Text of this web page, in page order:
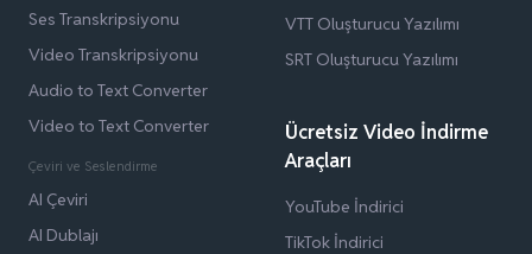
Ses Transkripsiyonu
Video Transkripsiyonu
Audio to Text Converter
Video to Text Converter
Çeviri ve Seslendirme
AI Çeviri
AI Dublajı
VTT Oluşturucu Yazılımı
SRT Oluşturucu Yazılımı
Ücretsiz Video İndirme
Araçları
YouTube İndirici
TikTok İndirici